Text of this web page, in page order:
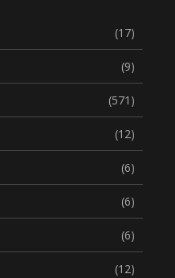
(17)
(9)
(571)
(12)
(6)
(6)
(6)
(12)